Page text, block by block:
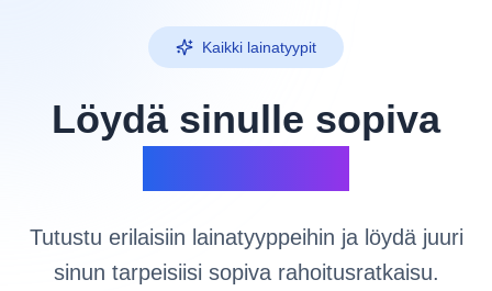
Kaikki lainatyypit
Löydä sinulle sopiva
Tutustu erilaisiin lainatyyppeihin ja löydä juuri
sinun tarpeisiisi sopiva rahoitusratkaisu.